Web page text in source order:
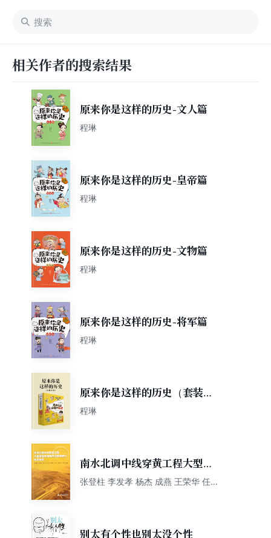
相关作者的搜索结果
原来你是这样的历史-文人篇
程琳
原来你是这样的历史-皇帝篇
程琳
原来你是这样的历史-文物篇
程琳
原来你是这样的历史-将军篇
程琳
原来你是这样的历史（套装共
4册）
程琳
南水北调中线穿黄工程大型深
埋环锚预应力隧洞施工技术研
张登柱 李发孝 杨杰 成燕 王荣华 任
别太有个性也别太没个性